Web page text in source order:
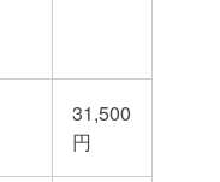
31,500
円